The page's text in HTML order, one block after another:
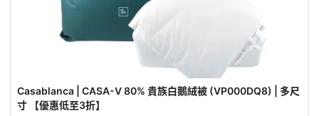
Casablanca | CASA-V 80% 貴族白鵝絨被 (VP000DQ8) | 多尺
寸 【優惠低至3折】